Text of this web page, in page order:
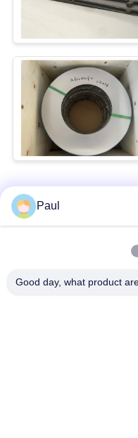
Λαϊκή
Paul
Good day, what product